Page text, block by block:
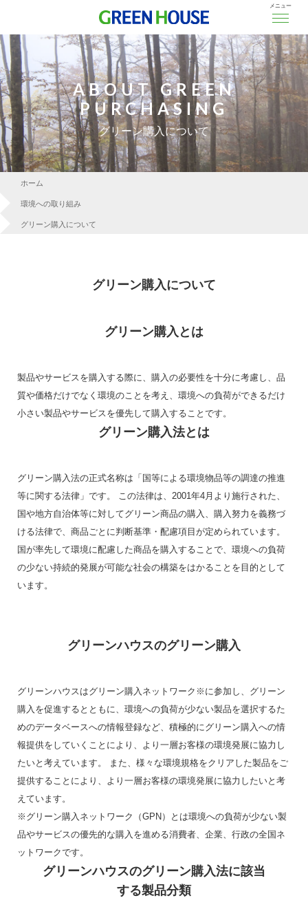
メニュー
ABOUT GREEN
PURCHASING
グリーン購入について
ホーム
環境への取り組み
グリーン購入について
グリーン購入について
グリーン購入とは
製品やサービスを購入する際に、購入の必要性を十分に考慮し、品
質や価格だけでなく環境のことを考え、環境への負荷ができるだけ
小さい製品やサービスを優先して購入することです。
グリーン購入法とは
グリーン購入法の正式名称は「国等による環境物品等の調達の推進
等に関する法律」です。 この法律は、2001年4月より施行された、
国や地方自治体等に対してグリーン商品の購入、購入努力を義務づ
ける法律で、商品ごとに判断基準・配慮項目が定められています。
国が率先して環境に配慮した商品を購入することで、環境への負荷
の少ない持続的発展が可能な社会の構築をはかることを目的として
います。
グリーンハウスのグリーン購入
グリーンハウスはグリーン購入ネットワーク※に参加し、グリーン
購入を促進するとともに、環境への負荷が少ない製品を選択するた
めのデータベースへの情報登録など、積極的にグリーン購入への情
報提供をしていくことにより、より一層お客様の環境発展に協力し
たいと考えています。 また、様々な環境規格をクリアした製品をご
提供することにより、より一層お客様の環境発展に協力したいと考
えています。
※グリーン購入ネットワーク（GPN）とは環境への負荷が少ない製
品やサービスの優先的な購入を進める消費者、企業、行政の全国ネ
ットワークです。
グリーンハウスのグリーン購入法に該当
する製品分類